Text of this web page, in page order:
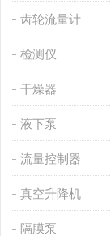
齿轮流量计
检测仪
干燥器
液下泵
流量控制器
真空升降机
隔膜泵